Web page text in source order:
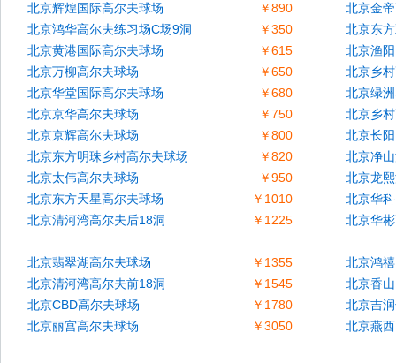
￥890
北京辉煌国际高尔夫球场
北京金
￥350
北京鸿华高尔夫练习场C场9洞
北京东
￥615
北京黄港国际高尔夫球场
北京渔
￥650
北京万柳高尔夫球场
北京乡
￥680
北京华堂国际高尔夫球场
北京绿
￥750
北京京华高尔夫球场
北京乡
￥800
北京京辉高尔夫球场
北京长
￥820
北京东方明珠乡村高尔夫球场
北京净
￥950
北京太伟高尔夫球场
北京龙
￥1010
北京东方天星高尔夫球场
北京华
￥1225
北京清河湾高尔夫后18洞 北京华
￥1355
北京翡翠湖高尔夫球场
北京鸿
￥1545
北京清河湾高尔夫前18洞
北京香
￥1780
北京CBD高尔夫球场
北京吉
￥3050
北京丽宫高尔夫球场 北京燕